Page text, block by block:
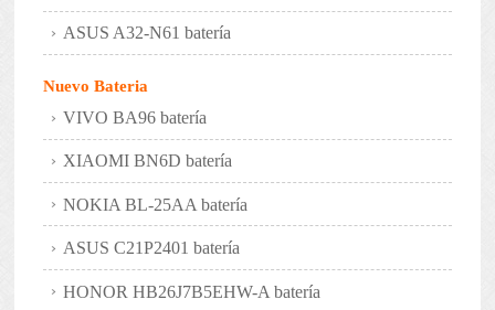
ASUS A32-N61 batería
Nuevo Bateria
VIVO BA96 batería
XIAOMI BN6D batería
NOKIA BL-25AA batería
ASUS C21P2401 batería
HONOR HB26J7B5EHW-A batería